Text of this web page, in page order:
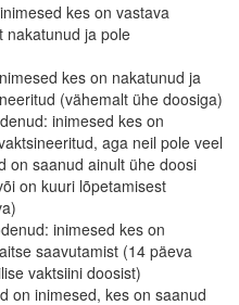
kes on vastava
nakatunud ja pole
kes on nakatunud ja
(vähemalt ühe doosiga)
inimesed kes on
aga neil pole veel
on saanud ainult ühe doosi
on kuuri lõpetamisest
inimesed kes on
saavutamist (14 päeva
vaktsiini doosist)
on inimesed, kes on saanud